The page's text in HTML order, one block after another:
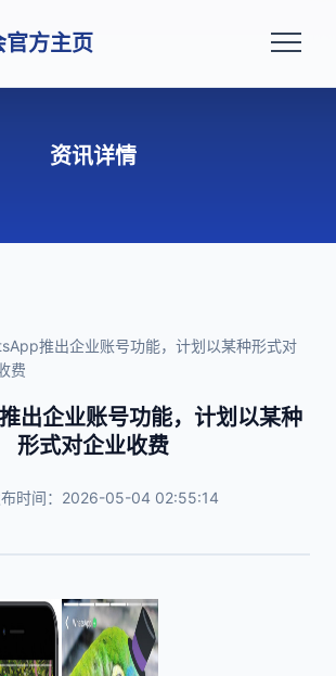
官方主页
资讯详情
推出企业账号功能，计划以某种形式对
费
出企业账号功能，计划以某种
形式对企业收费
布时间：2026-05-04 02:55:14